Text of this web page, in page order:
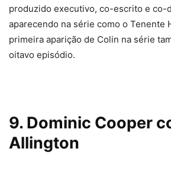
produzido executivo, co-escrito e co-
aparecendo na série como o Tenente
primeira aparição de Colin na série
oitavo episódio.
9. Dominic Cooper
Allington